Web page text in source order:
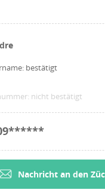
bestätigt
nicht bestätigt
Nachricht an den